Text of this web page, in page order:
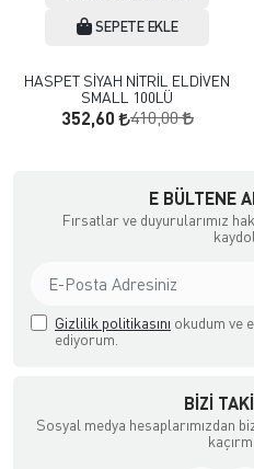
SEPETE EKLE
HASPET SİYAH NİTRİL ELDİVEN
SMALL 100LÜ
352,60 410,00
E BÜLTENE
Fırsatlar ve duyurularımız
Gizlilik politikasını okudum ve
ediyorum.
BIZI
Sosyal medya hesaplarımızdan